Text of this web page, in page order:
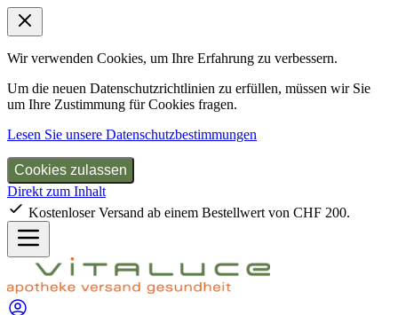
Wir verwenden Cookies, um Ihre Erfahrung zu verbessern.
Um die neuen Datenschutzrichtlinien zu erfüllen, müssen wir Sie
um Ihre Zustimmung für Cookies fragen.
Lesen Sie unsere Datenschutzbestimmungen
Cookies zulassen
Direkt zum Inhalt
Kostenloser Versand ab einem Bestellwert von CHF 200.